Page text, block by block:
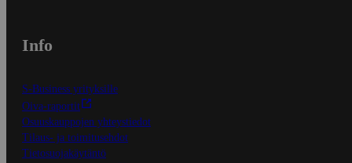
Info
S-Business yrityksille
Oiva-raportit
Osuuskauppojen yhteystiedot
Tilaus- ja toimitusehdot
Tietosuojakäytäntö